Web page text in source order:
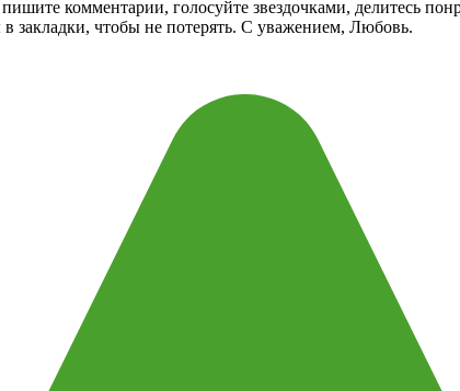
пишите комментарии, голосуйте звездочками, делитесь
закладки, чтобы не потерять. С уважением, Любовь.